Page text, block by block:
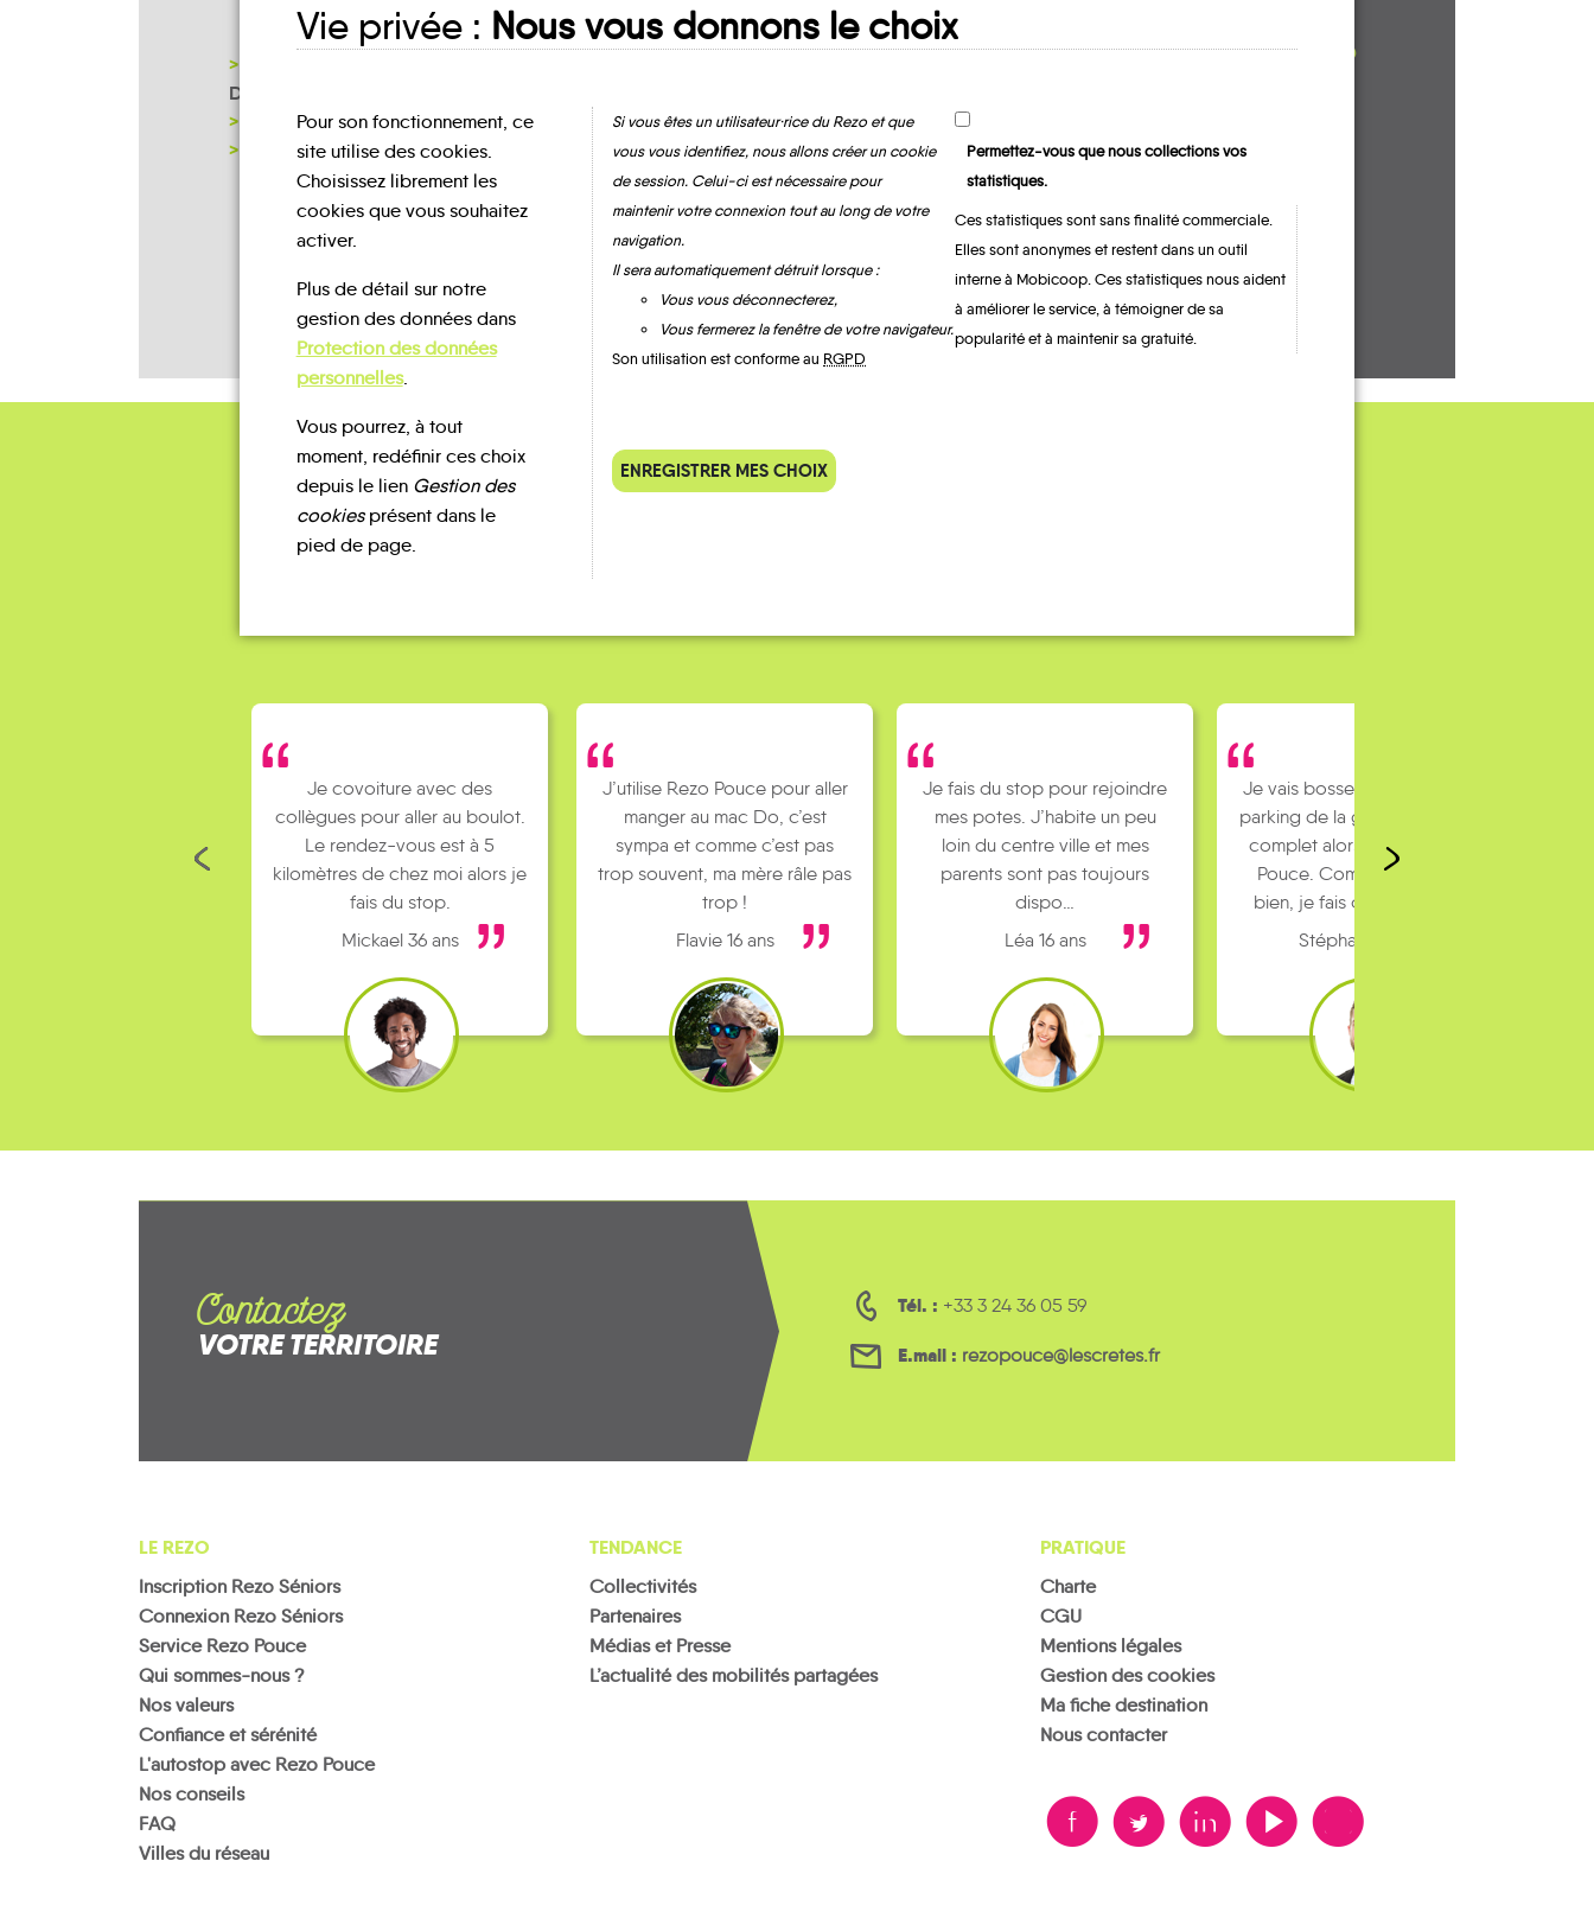
DES CRÊTES PRÉARDENNAIES
MAIRIE
NOTRE PAGE D'INSCRIPTION
À PARTAGER ?
QUELQUES
Je covoiture avec des
collègues pour aller au boulot.
Le rendez-vous est à 5
kilomètres de chez moi alors je
fais du stop.
Mickael 36 ans
J’utilise Rezo Pouce pour aller
manger au mac Do, c’est
sympa et comme c’est pas
trop souvent, ma mère râle pas
trop !
Flavie 16 ans
Je fais du stop pour rejoindre
mes potes. J’habite un peu
loin du centre ville et mes
parents sont pas toujours
dispo…
Léa 16 ans
Je vais bosser en train, mais le
parking de la gare est toujours
complet alors j’ai testé Rezo
Pouce. Comme ça marche
bien, je fais ça matin et soir.
Stéphane 36 ans
Contactez
VOTRE TERRITOIRE
Tél. : +33 3 24 36 05 59
E.mail : rezopouce@lescretes.fr
LE REZO
Inscription Rezo Séniors
Connexion Rezo Séniors
Service Rezo Pouce
Qui sommes-nous ?
Nos valeurs
Confiance et sérénité
L'autostop avec Rezo Pouce
Nos conseils
FAQ
Villes du réseau
TENDANCE
Collectivités
Partenaires
Médias et Presse
L’actualité des mobilités partagées
PRATIQUE
Charte
CGU
Mentions légales
Gestion des cookies
Vie privée : Nous vous donnons le choix
Pour son fonctionnement, ce
site utilise des cookies.
Choisissez librement les
cookies que vous souhaitez
activer.
Plus de détail sur notre
gestion des données dans
Protection des données
personnelles.
Vous pourrez, à tout
moment, redéfinir ces choix
depuis le lien Gestion des
cookiesprésent dans le
pied de page.
Si vous êtes un utilisateur·rice du Rezo et que
vous vous identifiez, nous allons créer un cookie
de session. Celui-ci est nécessaire pour
maintenir votre connexion tout au long de votre
navigation.
Il sera automatiquement détruit lorsque :
Vous vous déconnecterez,
Vous fermerez la fenêtre de votre navigateur.
Son utilisation est conforme au RGPD
Permettez-vous que nous collections vos
statistiques.
Ces statistiques sont sans finalité commerciale.
Elles sont anonymes et restent dans un outil
interne à Mobicoop. Ces statistiques nous aident
à améliorer le service, à témoigner de sa
popularité et à maintenir sa gratuité.
ENREGISTRER MES CHOIX
Ma fiche destination
Nous contacter
B A D F V